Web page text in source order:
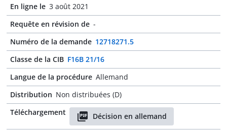
En ligne le 3 août 2021
Requête en révision de -
Numéro de la demande 12718271.5
Classe de la CIB F16B 21/16
Langue de la procédure Allemand
Distribution Non distribuées (D)
Téléchargement
Décision en allemand